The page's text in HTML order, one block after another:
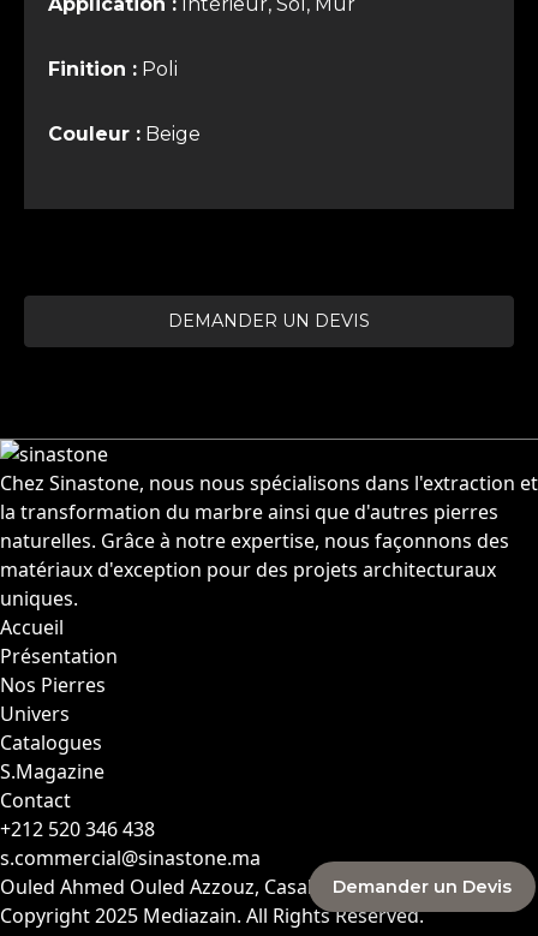
Finition : Poli
Couleur : Beige
DEMANDER UN DEVIS
Chez Sinastone, nous nous spécialisons dans l'extraction et
la transformation du marbre ainsi que d'autres pierres
naturelles. Grâce à notre expertise, nous façonnons des
matériaux d'exception pour des projets architecturaux
uniques.
Accueil
Présentation
Nos Pierres
Univers
Catalogues
S.Magazine
Contact
+212 520 346 438
s.commercial@sinastone.ma
Ouled Ahmed Ouled Azzouz, Casablanca, MAROC
Copyright 2025 Mediazain. All Rights Reserved.
Demander un Devis